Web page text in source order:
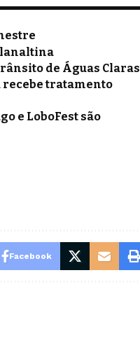
de Águas Claras
recebe tratamento
e LoboFest são
Facebook